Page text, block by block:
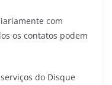
com
os contatos podem
do Disque